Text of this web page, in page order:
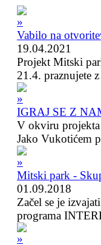
Vabilo na
19.04.2021
Projekt Mitski
21.4. praznujete
IGRAJ SE Z
V okviru
Jako Vukotićem
Mitski park -
01.09.2018
Začel se je
programa